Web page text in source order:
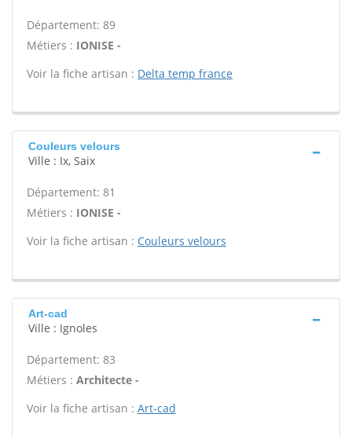
Département: 89
Métiers : IONISE -
Voir la fiche artisan : Delta temp france
Couleurs velours
Ville : Ix, Saix
Département: 81
Métiers : IONISE -
Voir la fiche artisan : Couleurs velours
Art-cad
Ville : Ignoles
Département: 83
Métiers : Architecte -
Voir la fiche artisan : Art-cad